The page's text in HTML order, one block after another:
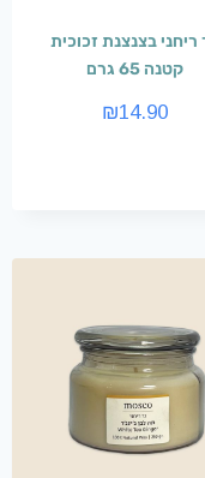
ריחני בצנצנת זכוכית
קטנה 65 גרם
₪14.90